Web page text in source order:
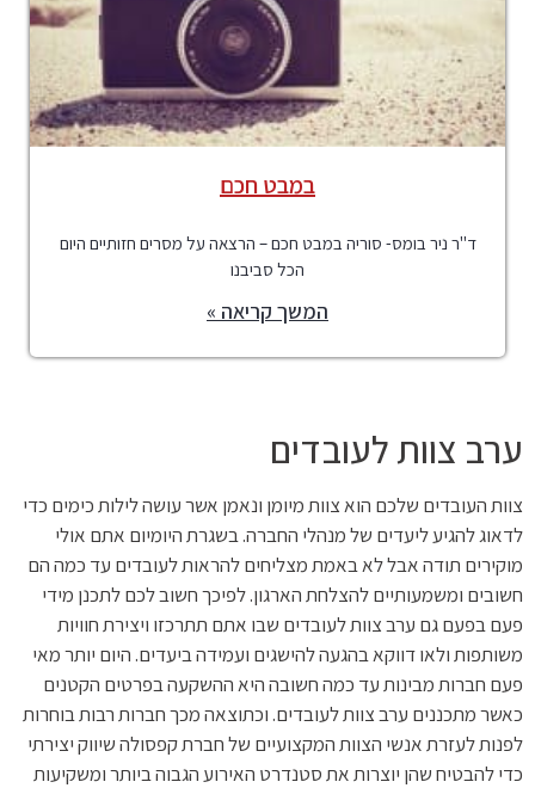
במבט חכם
ד"ר ניר בומס- סוריה במבט חכם – הרצאה על מסרים חזותיים היום
הכל סביבנו
המשך קריאה »
ערב צוות לעובדים
צוות העובדים שלכם הוא צוות מיומן ונאמן אשר עושה לילות כימים כדי
לדאוג להגיע ליעדים של מנהלי החברה. בשגרת היומיום אתם אולי
מוקירים תודה אבל לא באמת מצליחים להראות לעובדים עד כמה הם
חשובים ומשמעותיים להצלחת הארגון. לפיכך חשוב לכם לתכנן מידי
פעם בפעם גם ערב צוות לעובדים שבו אתם תתרכזו ויצירת חוויות
משותפות ולאו דווקא בהגעה להישגים ועמידה ביעדים. היום יותר מאי
פעם חברות מבינות עד כמה חשובה היא ההשקעה בפרטים הקטנים
כאשר מתכננים ערב צוות לעובדים. וכתוצאה מכך חברות רבות בוחרות
לפנות לעזרת אנשי הצוות המקצועיים של חברת קפסולה שיווק יצירתי
כדי להבטיח שהן יוצרות את סטנדרט האירוע הגבוה ביותר ומשקיעות